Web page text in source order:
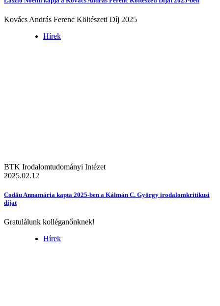
Kovács András Ferenc Költészeti Díj 2025
Hírek
BTK Irodalomtudományi Intézet
2025.02.12
Codău Annamária kapta 2025-ben a Kálmán C. György irodalomkritikusi
díjat
Gratulálunk kolléganőnknek!
Hírek